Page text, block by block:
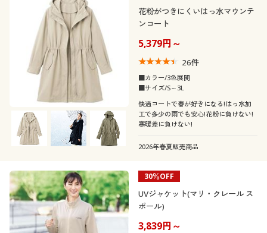
スエード レース
春 冬
夏 秋
円 絞込
解除する
閉じる
花粉がつきにくいはっ水マウンテ
ンコート
5,379円～
26件
■カラー/3色展開
■サイズ/S～3L
快適コートで春が好きになる!はっ水加
工で多少の雨でも安心!花粉に負けない!
寒暖差に負けない!
2026年春夏販売商品
30％OFF
UVジャケット(マリ・クレール ス
ポール)
3,839円～